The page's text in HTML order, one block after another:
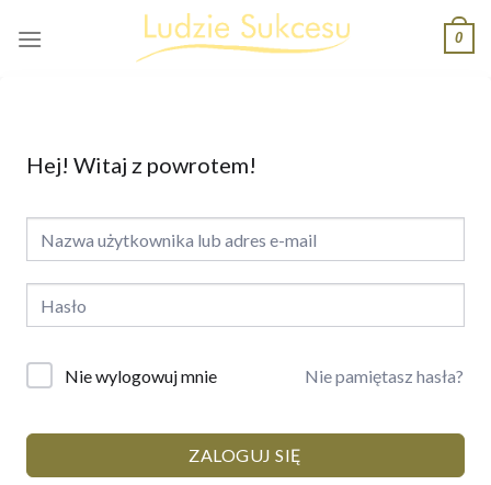
0
Hej! Witaj z powrotem!
Nie wylogowuj mnie Nie pamiętasz hasła?
ZALOGUJ SIĘ